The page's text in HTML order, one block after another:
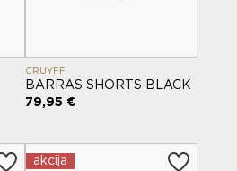
CRUYFF
BARRAS SHORTS BLACK
79,95 €
akcija